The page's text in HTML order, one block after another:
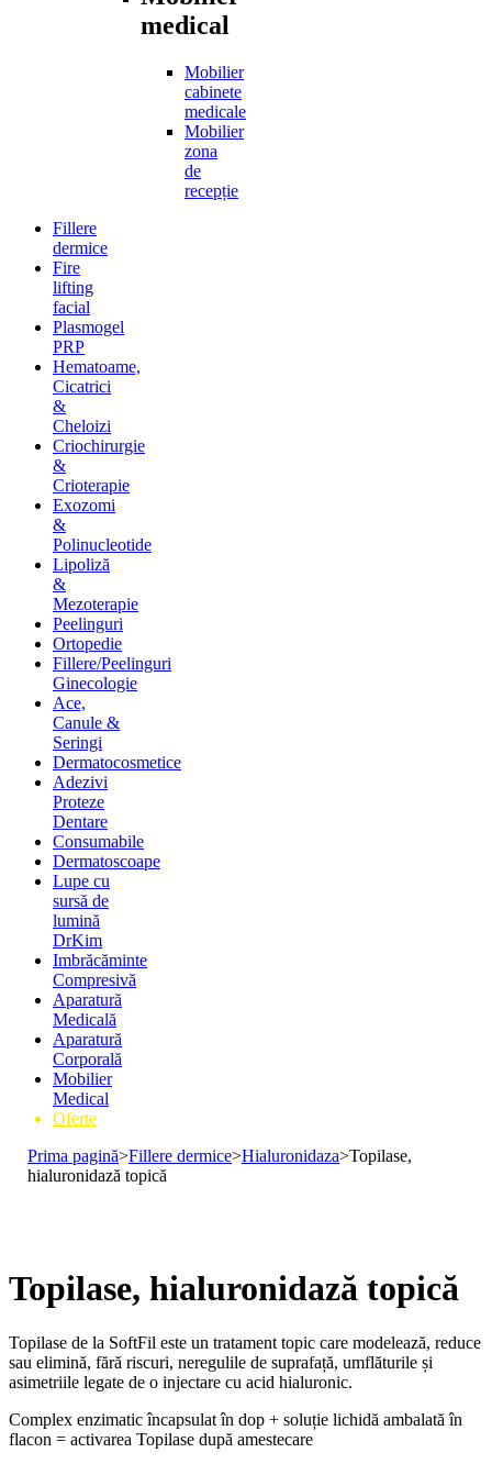
medical
Mobilier
cabinete
medicale
Mobilier
zona
de
recepție
Fillere
dermice
Fire
lifting
facial
Plasmogel
PRP
Hematoame,
Cicatrici
&
Cheloizi
Criochirurgie
&
Crioterapie
Exozomi
&
Polinucleotide
Lipoliză
&
Mezoterapie
Peelinguri
Ortopedie
Fillere/Peelinguri
Ginecologie
Ace,
Canule &
Seringi
Dermatocosmetice
Adezivi
Proteze
Dentare
Consumabile
Dermatoscoape
Lupe cu
sursă de
lumină
DrKim
Imbrăcăminte
Compresivă
Aparatură
Medicală
Aparatură
Corporală
Mobilier
Medical
Oferte
Prima pagină>Fillere dermice>Hialuronidaza>Topilase,
hialuronidază topică
Topilase, hialuronidază topică
Topilase de la SoftFil este un tratament topic care modelează, reduce
sau elimină, fără riscuri, neregulile de suprafață, umflăturile și
asimetriile legate de o injectare cu acid hialuronic.
Complex enzimatic încapsulat în dop + soluție lichidă ambalată în
flacon = activarea Topilase după amestecare